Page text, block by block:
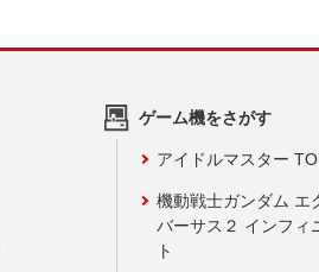
ゲーム機をさがす
アイドルマスター
機動戦士ガンダム エ
バーサス２ インフィ
ト